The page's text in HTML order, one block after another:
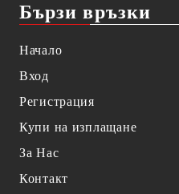
Бързи връзки
Начало
Вход
Регистрация
Купи на изплащане
За Нас
Контакт